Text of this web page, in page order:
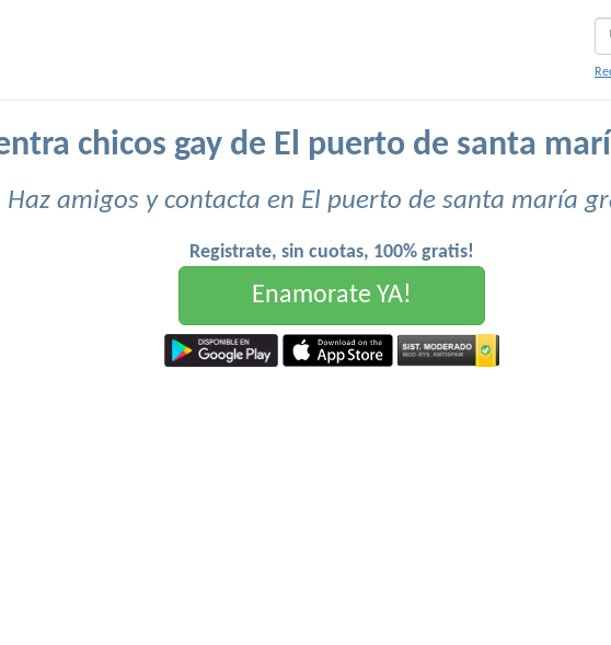
chicos gay de El puerto de santa
Haz amigos y contacta en El puerto de santa maría
Registrate, sin cuotas, 100% gratis!
Enamorate YA!